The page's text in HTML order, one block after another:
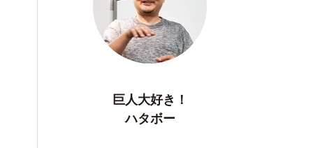
巨人大好き！
ハタボー